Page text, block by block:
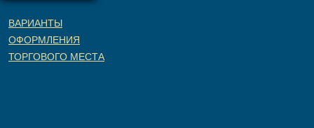
ВАРИАНТЫ
ОФОРМЛЕНИЯ
ТОРГОВОГО МЕСТА